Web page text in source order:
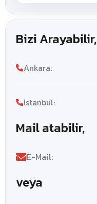
Bizi Arayabilir,
Ankara:
İstanbul:
Mail atabilir,
E-Mail:
veya